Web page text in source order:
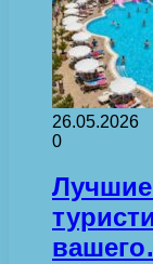
26.05.2026
0
Лучшие